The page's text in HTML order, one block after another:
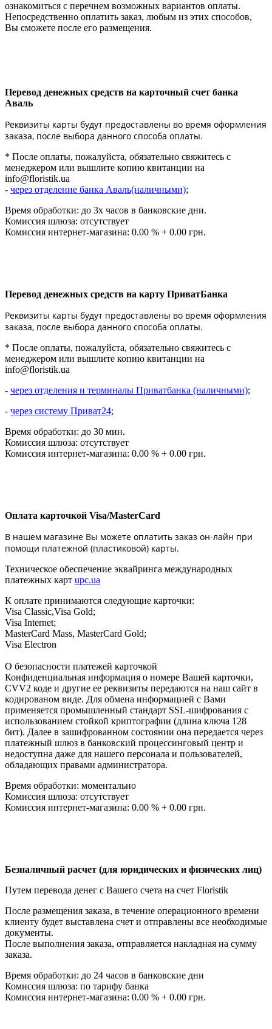
ознакомиться с перечнем возможных вариантов оплаты.
Непосредственно оплатить заказ, любым из этих способов,
Вы сможете после его размещения.
Перевод денежных средств на карточный счет банка
Аваль
Реквизиты карты будут предоставлены во время оформления
заказа, после выбора данного способа оплаты.
* После оплаты, пожалуйста, обязательно свяжитесь с
менеджером или вышлите копию квитанции на
info@floristik.ua
- через отделение банка Аваль(наличными);
Время обработки: до 3х часов в банковские дни.
Комиссия шлюза: отсутствует
Комиссия интернет-магазина: 0.00 % + 0.00 грн.
Перевод денежных средств на карту ПриватБанка
Реквизиты карты будут предоставлены во время оформления
заказа, после выбора данного способа оплаты.
* После оплаты, пожалуйста, обязательно свяжитесь с
менеджером или вышлите копию квитанции на
info@floristik.ua
- через отделения и терминалы Приватбанка (наличными);
- через систему Приват24;
Время обработки: до 30 мин.
Комиссия шлюза: отсутствует
Комиссия интернет-магазина: 0.00 % + 0.00 грн.
Оплата карточкой Visa/MasterCard
В нашем магазине Вы можете оплатить заказ он-лайн при
помощи платежной (пластиковой) карты.
Техническое обеспечение эквайринга международных
платежных карт upc.ua
К оплате принимаются следующие карточки:
Visa Classic,Visa Gold;
Visa Internet;
MasterCard Mass, MasterCard Gold;
Visa Electron
О безопасности платежей карточкой
Конфиденциальная информация о номере Вашей карточки,
CVV2 коде и другие ее реквизиты передаются на наш сайт в
кодированом виде. Для обмена информацией с Вами
применяется промышленный стандарт SSL-шифрования с
использованием стойкой криптографии (длина ключа 128
бит). Далее в зашифрованном состоянии она передается через
платежный шлюз в банковский процессинговый центр и
недоступна даже для нашего персонала и пользователей,
обладающих правами администратора.
Время обработки: моментально
Комиссия шлюза: отсутствует
Комиссия интернет-магазина: 0.00 % + 0.00 грн.
Безналичный расчет (для юридических и физических лиц)
Путем перевода денег с Вашего счета на счет Floristik
После размещения заказа, в течение операционного времени
клиенту будет выставлена счет и отправлены все необходимые
документы.
После выполнения заказа, отправляется накладная на сумму
заказа.
Время обработки: до 24 часов в банковские дни
Комиссия шлюза: по тарифу банка
Комиссия интернет-магазина: 0.00 % + 0.00 грн.